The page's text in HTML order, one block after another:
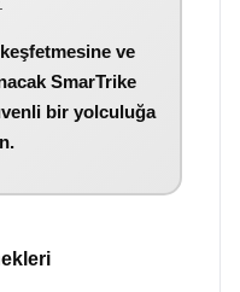
ve
SmarTrike
bir yolculuğa